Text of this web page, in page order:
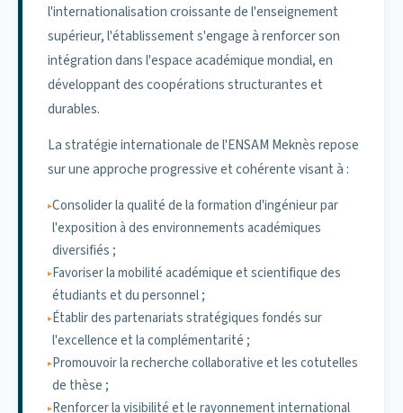
l'internationalisation croissante de l'enseignement
supérieur, l'établissement s'engage à renforcer son
intégration dans l'espace académique mondial, en
développant des coopérations structurantes et
durables.
La stratégie internationale de l'ENSAM Meknès repose
sur une approche progressive et cohérente visant à :
Consolider la qualité de la formation d'ingénieur par
l'exposition à des environnements académiques
diversifiés ;
Favoriser la mobilité académique et scientifique des
étudiants et du personnel ;
Établir des partenariats stratégiques fondés sur
l'excellence et la complémentarité ;
Promouvoir la recherche collaborative et les cotutelles
de thèse ;
Renforcer la visibilité et le rayonnement international